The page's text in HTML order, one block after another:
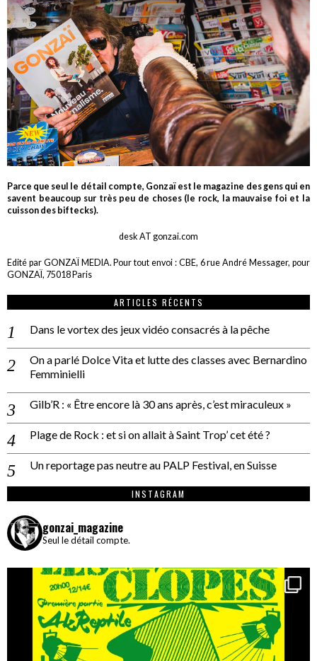
Parce que seul le détail compte, Gonzaï est le magazine des gens qui en
savent beaucoup sur très peu de choses (le rock, la mauvaise foi et la
cuisson des biftecks).
desk AT gonzai.com
Edité par GONZAÏ MEDIA. Pour tout envoi : CBE, 6 rue André Messager, pour
GONZAÏ, 75018 Paris
ARTICLES RÉCENTS
Dans le vortex des jeux vidéo consacrés à la pêche
On a parlé Dolce Vita et lutte des classes avec Bernardino
Femminielli
Gilb’R : « Être encore là 30 ans après, c’est miraculeux »
Plage de Rock : et si on allait à Saint Trop’ cet été ?
Un reportage pas neutre au PALP Festival, en Suisse
INSTAGRAM
gonzai_magazine
Seul le détail compte.